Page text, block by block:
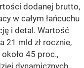
dodanej brutto,
w całym łańcuchu
i detal. Wartość
21 mld zł rocznie,
45 proc.,
dynamicznych